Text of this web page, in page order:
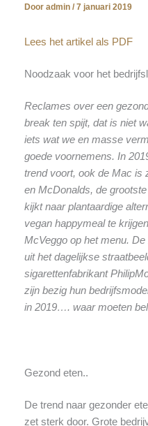
Door admin / 7 januari 2019
Lees het artikel als PDF
Noodzaak voor het
Reclames over een
break ten spijt, dat is niet
iets wat we en masse
goede voornemens. In
trend voort, ook de Mac is
en McDonalds, de
kijkt naar plantaardige
vegan happymeal te
McVeggo op het menu.
uit het dagelijkse
sigarettenfabrikant
zijn bezig hun
in 2019…. waar moeten
Gezond eten..
De trend naar gezonder
zet sterk door. Grote